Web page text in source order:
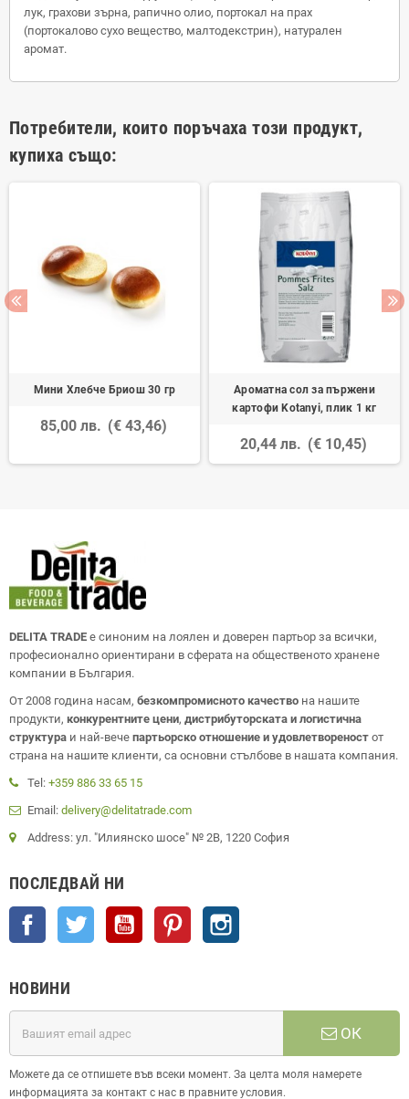
лук, грахови зърна, рапично олио, портокал на прах
(портокалово сухо вещество, малтодекстрин), натурален
аромат.
Потребители, които поръчаха този продукт,
купиха също:
Мини Хлебче Бриош 30 гр
85,00 лв. (€ 43,46)
Ароматна сол за пържени
картофи Kotanyi, плик 1 кг
20,44 лв. (€ 10,45)
DELITA TRADE е синоним на лоялен и доверен партьор за всички,
професионално ориентирани в сферата на общественото хранене
компании в България.
От 2008 година насам, безкомпромисното качество на нашите
продукти, конкурентните цени, дистрибуторската и логистична
структура и най-вече партьорско отношение и удовлетвореност от
страна на нашите клиенти, са основни стълбове в нашата компания.
Tel: +359 886 33 65 15
Email: delivery@delitatrade.com
Address: ул. "Илиянско шосе" № 2В, 1220 София
ПОСЛЕДВАЙ НИ
Facebook Twitter YouTube Pinterest
НОВИНИ
ОК
Можете да се отпишете във всеки момент. За целта моля намерете
информацията за контакт с нас в правните условия.